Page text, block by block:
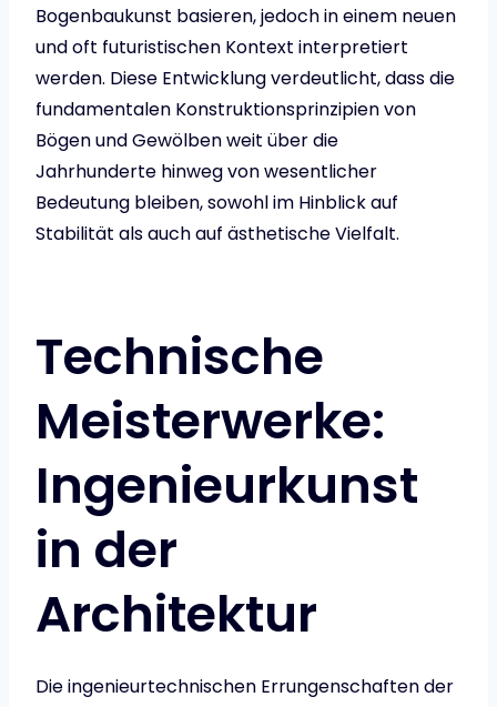
Bogenbaukunst basieren, jedoch in einem neuen
und oft futuristischen Kontext interpretiert
werden. Diese Entwicklung verdeutlicht, dass die
fundamentalen Konstruktionsprinzipien von
Bögen und Gewölben weit über die
Jahrhunderte hinweg von wesentlicher
Bedeutung bleiben, sowohl im Hinblick auf
Stabilität als auch auf ästhetische Vielfalt.
Technische
Meisterwerke:
Ingenieurkunst
in der
Architektur
Die ingenieurtechnischen Errungenschaften der